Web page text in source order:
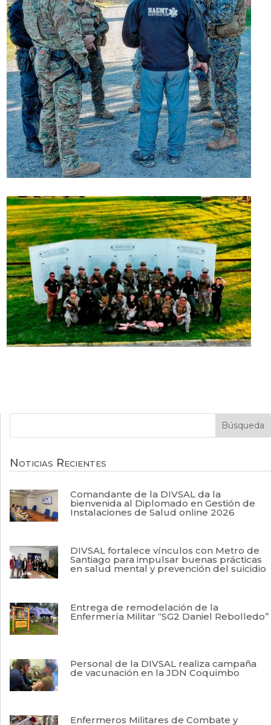
Noticias Recientes
Comandante de la DIVSAL da la
bienvenida al Diplomado en Gestión de
Instalaciones de Salud online 2026
DIVSAL fortalece vínculos con Metro de
Santiago para impulsar buenas prácticas
en salud mental y prevención del suicidio
Entrega de remodelación de la
Enfermería Militar “SG2 Daniel Rebolledo”
Personal de la DIVSAL realiza campaña
de vacunación en la JDN Coquimbo
Enfermeros Militares de Combate y